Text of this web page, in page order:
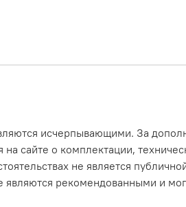
исчерпывающими. За
сайте о комплектации,
не является
рекомендованными и